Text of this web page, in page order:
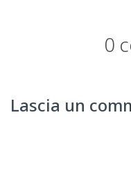
0
Lascia un